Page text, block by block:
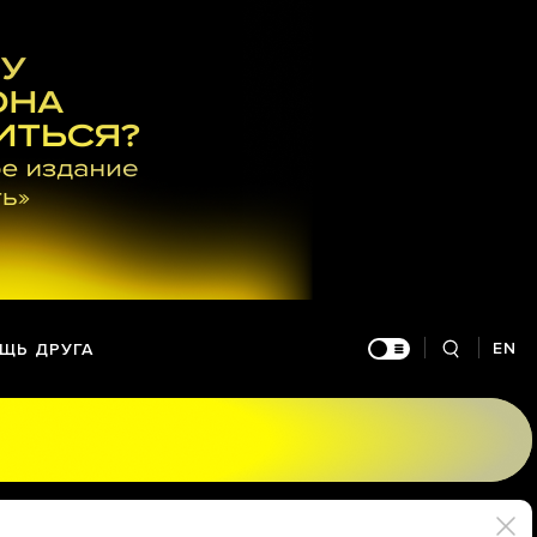
ДРУГА EN